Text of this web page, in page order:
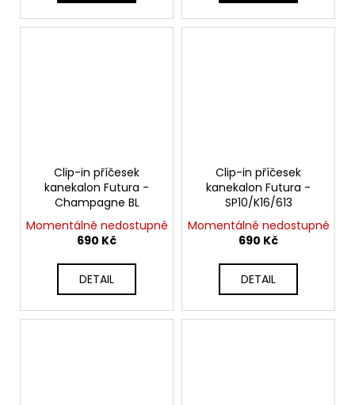
Clip-in příčesek
kanekalon Futura -
Champagne BL
Momentálně nedostupné
690 Kč
DETAIL
Clip-in příčesek
kanekalon Futura -
SP10/K16/613
Momentálně nedostupné
690 Kč
DETAIL